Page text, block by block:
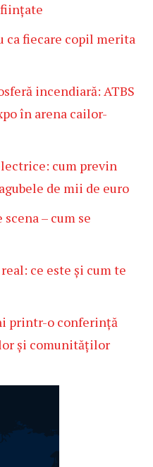
ca fiecare copil merita
incendiară: ATBS
în arena cailor-
cum previn
de mii de euro
– cum se
ce este și cum te
printr-o conferință
și comunităților